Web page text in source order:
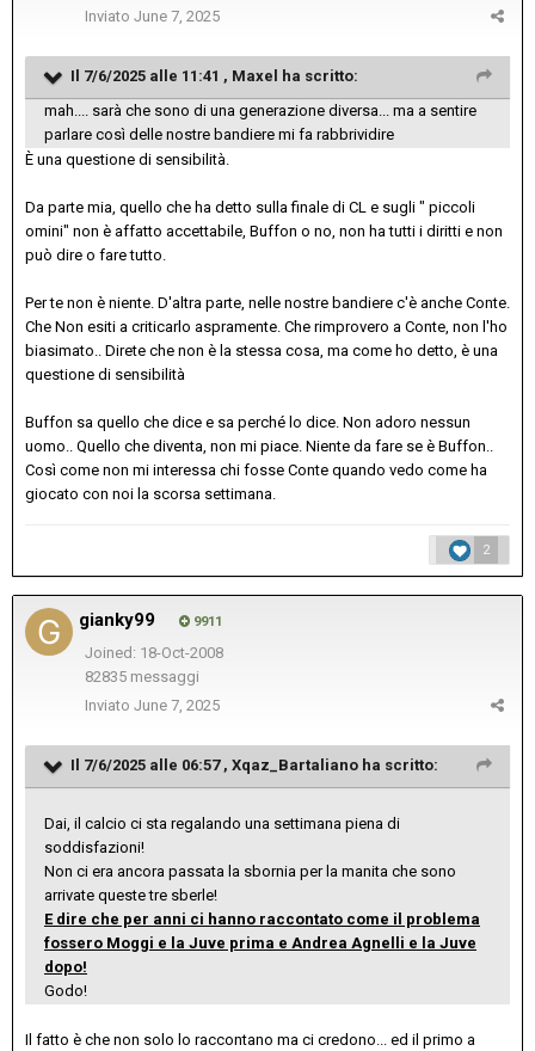
Inviato June 7, 2025
Il 7/6/2025 alle 11:41 , Maxel ha scritto:
mah.... sarà che sono di una generazione diversa... ma a sentire
parlare così delle nostre bandiere mi fa rabbrividire
È una questione di sensibilità.
Da parte mia, quello che ha detto sulla finale di CL e sugli " piccoli
omini" non è affatto accettabile, Buffon o no, non ha tutti i diritti e non
può dire o fare tutto.
Per te non è niente. D'altra parte, nelle nostre bandiere c'è anche Conte.
Che Non esiti a criticarlo aspramente. Che rimprovero a Conte, non l'ho
biasimato.. Direte che non è la stessa cosa, ma come ho detto, è una
questione di sensibilità
Buffon sa quello che dice e sa perché lo dice. Non adoro nessun
uomo.. Quello che diventa, non mi piace. Niente da fare se è Buffon..
Così come non mi interessa chi fosse Conte quando vedo come ha
giocato con noi la scorsa settimana.
2
gianky99 9911
Joined: 18-Oct-2008
82835 messaggi
Inviato June 7, 2025
Il 7/6/2025 alle 06:57 , Xqaz_Bartaliano ha scritto:
Dai, il calcio ci sta regalando una settimana piena di
soddisfazioni!
Non ci era ancora passata la sbornia per la manita che sono
arrivate queste tre sberle!
E dire che per anni ci hanno raccontato come il problema
fossero Moggi e la Juve prima e Andrea Agnelli e la Juve
dopo!
Godo!
Il fatto è che non solo lo raccontano ma ci credono... ed il primo a